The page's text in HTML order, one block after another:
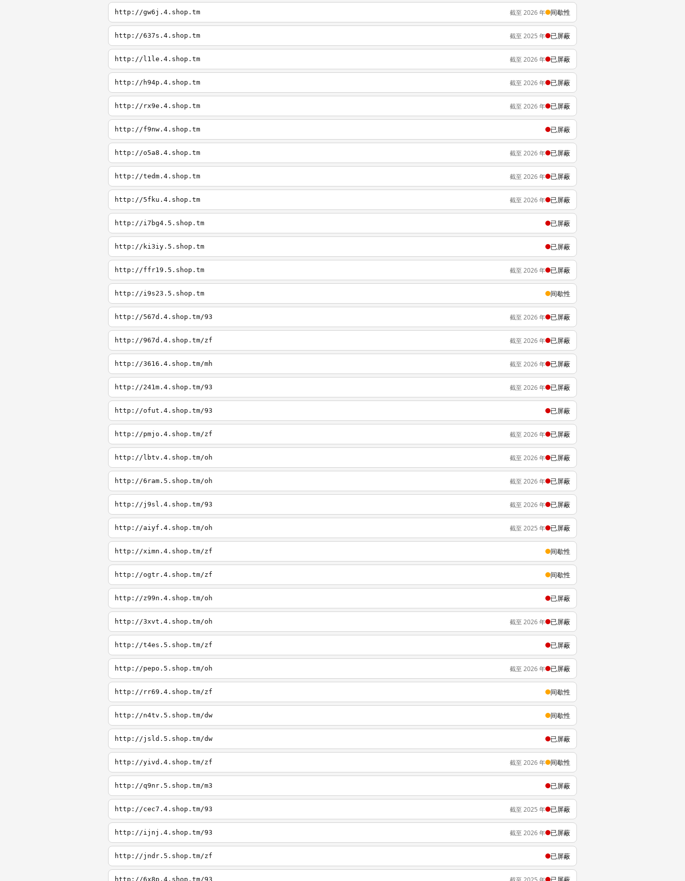
http://gw6j.4.shop.tm 截至 2026 年 间歇性
http://637s.4.shop.tm 截至 2025 年 已屏蔽
http://l1le.4.shop.tm 截至 2026 年 已屏蔽
http://h94p.4.shop.tm 截至 2026 年 已屏蔽
http://rx9e.4.shop.tm 截至 2026 年 已屏蔽
http://f9nw.4.shop.tm 已屏蔽
http://o5a8.4.shop.tm 截至 2026 年 已屏蔽
http://tedm.4.shop.tm 截至 2026 年 已屏蔽
http://5fku.4.shop.tm 截至 2026 年 已屏蔽
http://i7bg4.5.shop.tm 已屏蔽
http://ki3iy.5.shop.tm 已屏蔽
http://ffr19.5.shop.tm 截至 2026 年 已屏蔽
http://i9s23.5.shop.tm 间歇性
http://567d.4.shop.tm/93 截至 2026 年 已屏蔽
http://967d.4.shop.tm/zf 截至 2026 年 已屏蔽
http://3616.4.shop.tm/mh 截至 2026 年 已屏蔽
http://241m.4.shop.tm/93 截至 2026 年 已屏蔽
http://ofut.4.shop.tm/93 已屏蔽
http://pmjo.4.shop.tm/zf 截至 2026 年 已屏蔽
http://lbtv.4.shop.tm/oh 截至 2026 年 已屏蔽
http://6ram.5.shop.tm/oh 截至 2026 年 已屏蔽
http://j9sl.4.shop.tm/93 截至 2026 年 已屏蔽
http://aiyf.4.shop.tm/oh 截至 2025 年 已屏蔽
http://ximn.4.shop.tm/zf 间歇性
http://ogtr.4.shop.tm/zf 间歇性
http://z99n.4.shop.tm/oh 已屏蔽
http://3xvt.4.shop.tm/oh 截至 2026 年 已屏蔽
http://t4es.5.shop.tm/zf 已屏蔽
http://pepo.5.shop.tm/oh 截至 2026 年 已屏蔽
http://rr69.4.shop.tm/zf 间歇性
http://n4tv.5.shop.tm/dw 间歇性
http://jsld.5.shop.tm/dw 已屏蔽
http://yivd.4.shop.tm/zf 截至 2026 年 间歇性
http://q9nr.5.shop.tm/m3 已屏蔽
http://cec7.4.shop.tm/93 截至 2025 年 已屏蔽
http://ijnj.4.shop.tm/93 截至 2026 年 已屏蔽
http://jndr.5.shop.tm/zf 已屏蔽
http://6x8p.4.shop.tm/93